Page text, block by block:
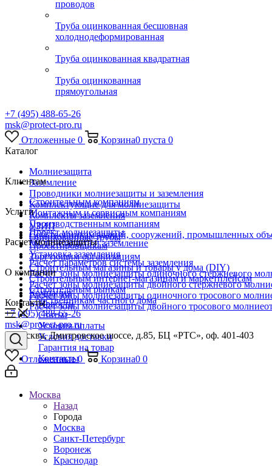
проводов
Труба оцинкованная бесшовная
холоднодеформированная
Труба оцинкованная квадратная
Труба оцинкованная
прямоугольная
+7 (495) 488-65-26
msk@protect-pro.ru
Отложенные 0 Корзина0 пуста 0
Каталог
Молниезащита
Заземление
Проводники молниезащиты и заземления
Комплектующие для молниезащиты
Комплекты заземления
УЗИП
Оцинкованные трубы
Клиентам
Строительным компаниям
Монтажным и сервисным компаниям
Производственным компаниям
Собственникам зданий, сооружений, промышленных
Проектировщикам
Торгующим организациям
Строительным магазины и товары у дома (DIY)
Строительным интернет-магазинам и маркетплейсам
Строительным рынкам
Собственникам частного дома
Услуги
Проект молниезащиты
Молниезащита и заземление
Установка заземления
Расчет молниезащиты
Расчет параметров системы заземления
Расчет зоны молниезащиты одиночного стержневого
Расчет зоны молниезащиты двойного стержневого
Расчет зоны молниезащиты одиночного тросового
Расчет зоны молниезащиты двойного тросового
О компании
Компания
Новости
Статьи
Условия оплаты
Условия доставки
Гарантия на товар
Контакты
Контакты
+7 (495) 488-65-26
msk@protect-pro.ru
г. Москва, Дмитровское шоссе, д.85, БЦ «РТС», оф. 401-403
Отложенные 0 Корзина0 0
Москва
Назад
Города
Москва
Санкт-Петербург
Воронеж
Краснодар